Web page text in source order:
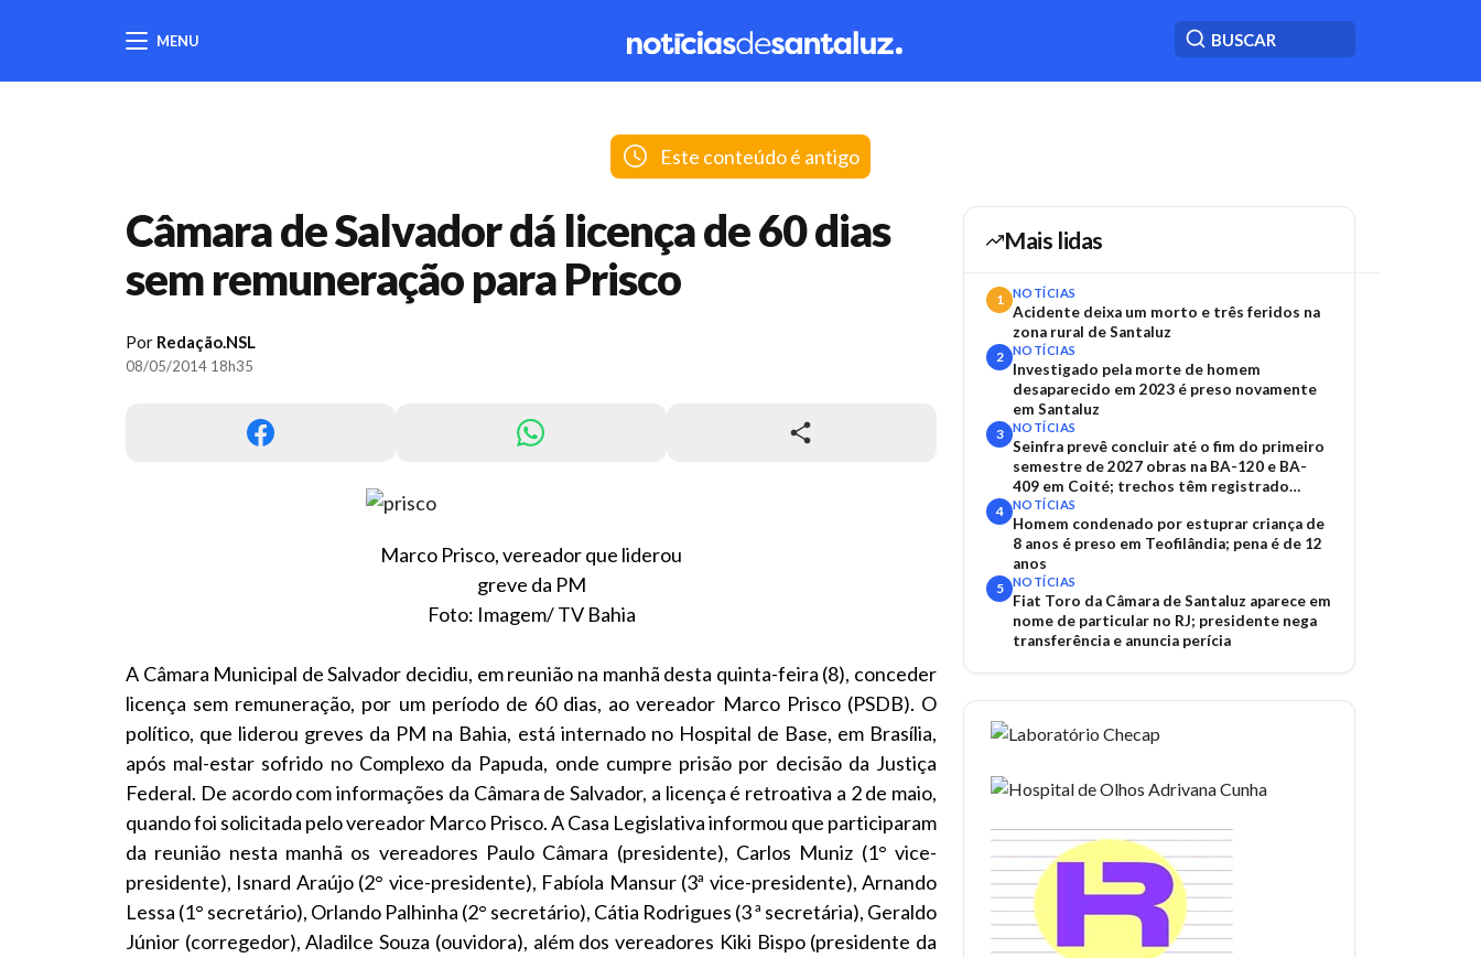
MENU
Este conteúdo é antigo
Câmara de Salvador dá licença de 60 dias
sem remuneração para Prisco
Por Redação.NSL
08/05/2014 18h35
Marco Prisco, vereador que liderou
greve da PM
Foto: Imagem/ TV Bahia
A Câmara Municipal de Salvador decidiu, em reunião na manhã desta quinta-feira (8), conceder
licença sem remuneração, por um período de 60 dias, ao vereador Marco Prisco (PSDB). O
político, que liderou greves da PM na Bahia, está internado no Hospital de Base, em Brasília,
após mal-estar sofrido no Complexo da Papuda, onde cumpre prisão por decisão da Justiça
Federal. De acordo com informações da Câmara de Salvador, a licença é retroativa a 2 de maio,
quando foi solicitada pelo vereador Marco Prisco. A Casa Legislativa informou que participaram
da reunião nesta manhã os vereadores Paulo Câmara (presidente), Carlos Muniz (1° vice-
presidente), Isnard Araújo (2° vice-presidente), Fabíola Mansur (3ª vice-presidente), Arnando
Lessa (1° secretário), Orlando Palhinha (2° secretário), Cátia Rodrigues (3 ª secretária), Geraldo
Júnior (corregedor), Aladilce Souza (ouvidora), além dos vereadores Kiki Bispo (presidente da
Mais lidas
1 NOTÍCIAS
Acidente deixa um morto e três feridos na
zona rural de Santaluz
2 NOTÍCIAS
Investigado pela morte de homem
desaparecido em 2023 é preso novamente
em Santaluz
3 NOTÍCIAS
Seinfra prevê concluir até o fim do primeiro
semestre de 2027 obras na BA-120 e BA-
409 em Coité; trechos têm registrado
acidentes
4 NOTÍCIAS
Homem condenado por estuprar criança de
8 anos é preso em Teofilândia; pena é de 12
anos
5 NOTÍCIAS
Fiat Toro da Câmara de Santaluz aparece em
nome de particular no RJ; presidente nega
transferência e anuncia perícia